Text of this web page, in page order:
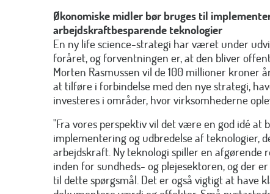
Økonomiske midler bør bruges til
arbejdskraftbesparende teknologier
En ny life science-strategi har været under
foråret, og forventningen er, at den bliver
Morten Rasmussen vil de 100 millioner kroner
at tilføre i forbindelse med den nye strategi,
investeres i områder, hvor virksomhederne
"Fra vores perspektiv vil det være en god idé
implementering og udbredelse af teknologier,
arbejdskraft. Ny teknologi spiller en afgørende
inden for sundheds- og plejesektoren, og der
til dette spørgsmål. Det er også vigtigt at have